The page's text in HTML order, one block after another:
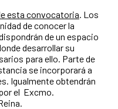
esta convocatoria . Los
de conocer la
de un espacio
desarrollar su
para ello. Parte de
se incorporará a
Igualmente obtendrán
el Excmo.